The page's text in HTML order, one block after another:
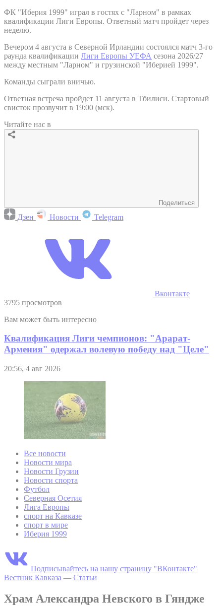
ФК "Иберия 1999" играл в гостях с "Ларном" в рамках
квалификации Лиги Европы. Ответный матч пройдет через
неделю.
Вечером 4 августа в Северной Ирландии состоялся матч 3-го
раунда квалификации Лиги Европы УЕФА сезона 2026/27
между местным "Ларном" и грузинской "Иберией 1999".
Команды сыграли вничью.
Ответная встреча пройдет 11 августа в Тбилиси. Стартовый
свисток прозвучит в 19:00 (мск).
Читайте нас в
Поделиться
Дзен Новости Telegram
Вконтакте
3795 просмотров
Вам может быть интересно
Квалификация Лиги чемпионов: "Арарат-
Армения" одержал волевую победу над "Целе"
20:56, 4 авг 2026
Все новости
Новости мира
Новости Грузии
Новости спорта
Футбол
Северная Осетия
Лига Европы
спорт на Кавказе
спорт в мире
Иберия 1999
Подписывайтесь на нашу страницу "ВКонтакте"
Вестник Кавказа — Статьи
Храм Александра Невского в Гяндже